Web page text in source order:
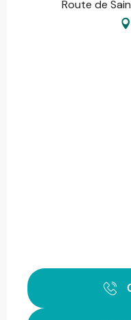
Route de